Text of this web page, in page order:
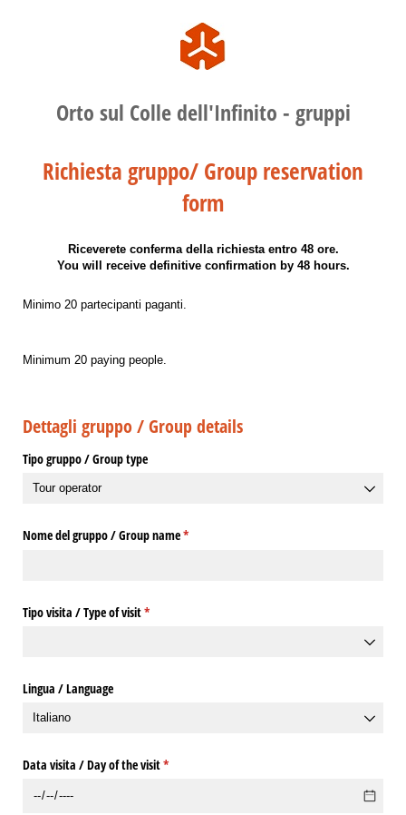
Orto sul Colle dell'Infinito - gruppi
Richiesta gruppo/ Group reservation
form
Riceverete conferma della richiesta entro 48 ore.
You will receive definitive confirmation by 48 hours.
Minimo 20 partecipanti paganti.
Minimum 20 paying people.
Dettagli gruppo / Group details
Tipo gruppo /​ Group type
Nome del gruppo /​ Group name*
(richiesto)
Tipo visita /​ Type of visit*
(richiesto)
Lingua /​ Language
Data visita /​ Day of the visit*
(richiesto)